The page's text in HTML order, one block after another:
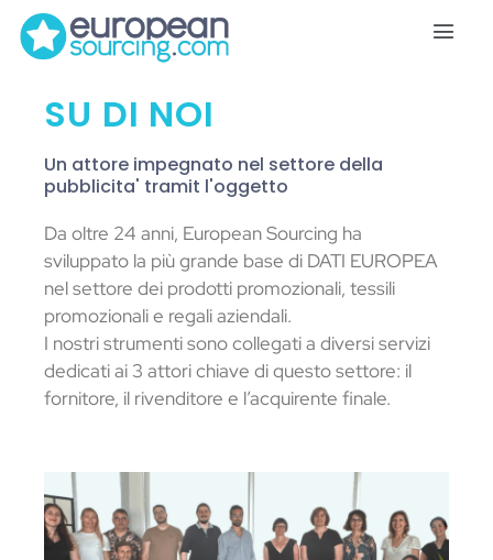
SU DI NOI
Un attore impegnato nel settore della
pubblicita' tramit l'oggetto
Da oltre 24 anni, European Sourcing ha
sviluppato la più grande base di DATI EUROPEA
nel settore dei prodotti promozionali, tessili
promozionali e regali aziendali.
I nostri strumenti sono collegati a diversi servizi
dedicati ai 3 attori chiave di questo settore: il
fornitore, il rivenditore e l’acquirente finale.